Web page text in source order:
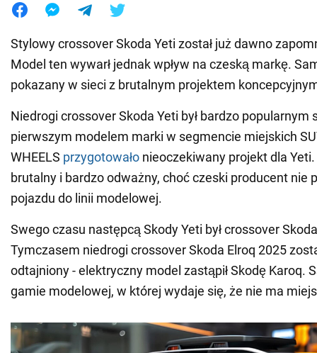
Stylowy crossover Skoda Yeti został już dawno
Model ten wywarł jednak wpływ na czeską markę.
pokazany w sieci z brutalnym projektem
Niedrogi crossover Skoda Yeti był bardzo popularnym
pierwszym modelem marki w segmencie miejskich
WHEELS przygotowało nieoczekiwany projekt dla Yeti.
brutalny i bardzo odważny, choć czeski producent nie
pojazdu do linii modelowej.
Swego czasu następcą Skody Yeti był crossover
Tymczasem niedrogi crossover Skoda Elroq 2025
odtajniony - elektryczny model zastąpił Skodę Karoq.
gamie modelowej, w której wydaje się, że nie ma